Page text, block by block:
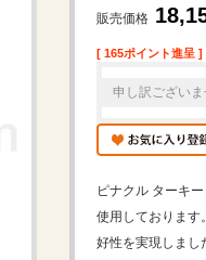
販売価格
[ 165ポイント進呈 ]
申し訳ございま
ピナクル ターキ
使用しております
好性を実現しまし